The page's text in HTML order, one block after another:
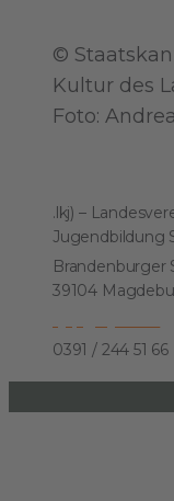
©
Kultur des
Foto:
.lkj) –
Jugendbildung
Brandenburger
39104
0391 / 244 51 66